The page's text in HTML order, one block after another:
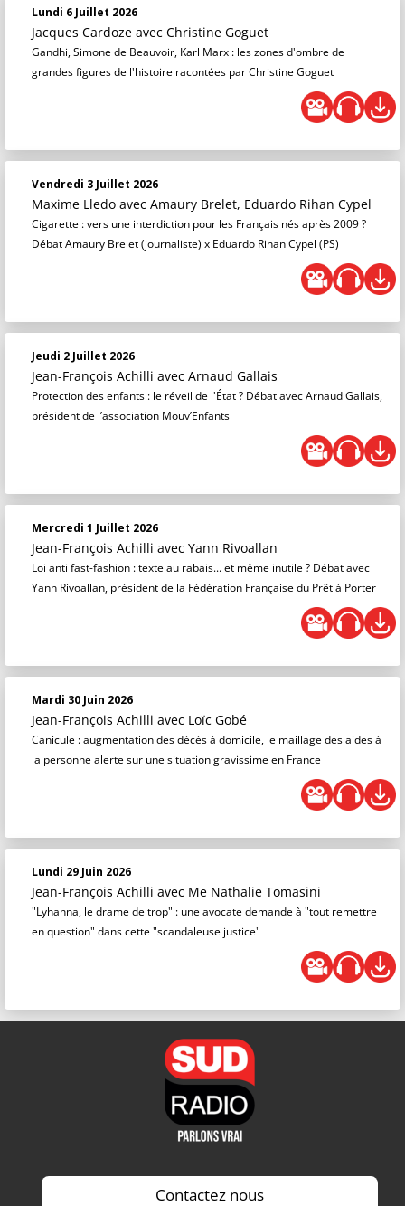
Lundi 6 Juillet 2026
Jacques Cardoze avec Christine Goguet
Gandhi, Simone de Beauvoir, Karl Marx : les zones d'ombre de
grandes figures de l'histoire racontées par Christine Goguet
Vendredi 3 Juillet 2026
Maxime Lledo avec Amaury Brelet, Eduardo Rihan Cypel
Cigarette : vers une interdiction pour les Français nés après 2009 ?
Débat Amaury Brelet (journaliste) x Eduardo Rihan Cypel (PS)
Jeudi 2 Juillet 2026
Jean-François Achilli avec Arnaud Gallais
Protection des enfants : le réveil de l'État ? Débat avec Arnaud Gallais,
président de l’association Mouv’Enfants
Mercredi 1 Juillet 2026
Jean-François Achilli avec Yann Rivoallan
Loi anti fast-fashion : texte au rabais... et même inutile ? Débat avec
Yann Rivoallan, président de la Fédération Française du Prêt à Porter
Mardi 30 Juin 2026
Jean-François Achilli avec Loïc Gobé
Canicule : augmentation des décès à domicile, le maillage des aides à
la personne alerte sur une situation gravissime en France
Lundi 29 Juin 2026
Jean-François Achilli avec Me Nathalie Tomasini
"Lyhanna, le drame de trop" : une avocate demande à "tout remettre
en question" dans cette "scandaleuse justice"
Contactez nous